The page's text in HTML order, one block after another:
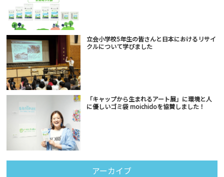
立会小学校5年生の皆さんと日本におけるリサイ
クルについて学びました
「キャップから生まれるアート展」に環境と人
に優しいゴミ袋 moichidoを協賛しました！
アーカイブ